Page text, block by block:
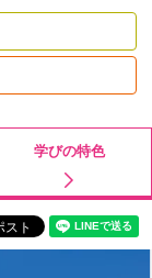
学びの特色